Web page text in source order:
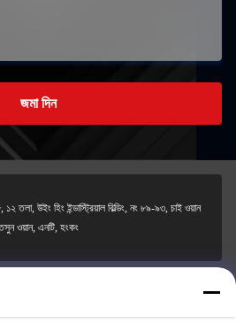
জমা দিন
১২ তলা, উইং হিং ইন্ডাস্ট্রিয়াল বিল্ডিং, নং ৮৯-৯৩, চাই ওয়ান
ওয়ান, এনটি, হংকং